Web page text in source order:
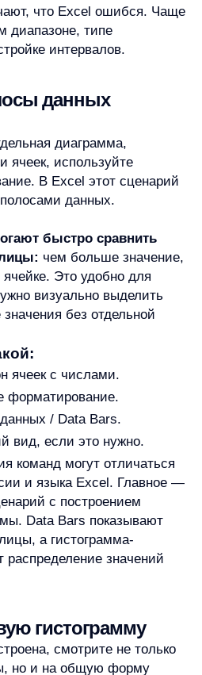
основная
значения;
рассмотреть
ваших данных. Одна
иметь разный
оценок,
показателей.
увидеть картину,
гистограмму
отдельная
или полосы данных
раздел диаграмм.
нужный тип
заголовок
странно, проверьте
и параметры
для чтения
автоматических
распределение
Обычная
чаще сравнивает